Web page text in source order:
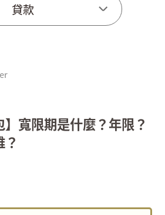
貸款
】寬限期是什麼？年限？